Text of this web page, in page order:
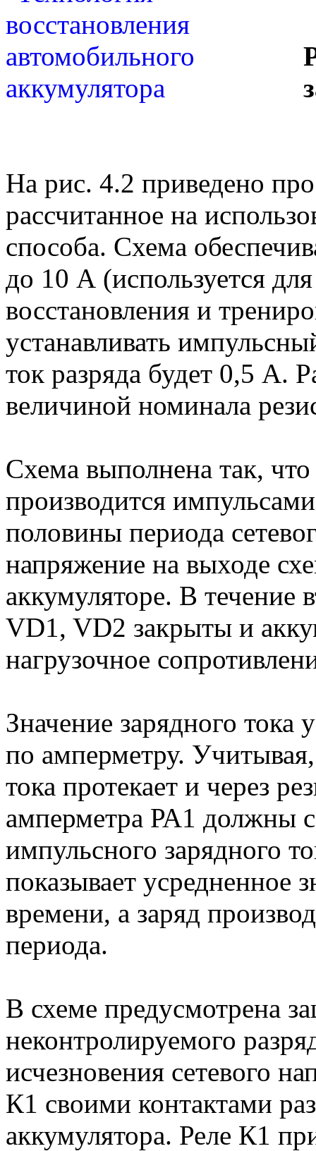
На рис. 4.2 приведено
рассчитанное на
способа. Схема
до 10 А (используется
восстановления и
устанавливать
ток разряда будет 0,5 А.
величиной номинала
Схема выполнена так, что
производится
половины периода
напряжение на выходе
аккумуляторе. В течение
VD1, VD2 закрыты и
нагрузочное
Значение зарядного тока
по амперметру. Учитывая,
тока протекает и через
амперметра РА1 должны
импульсного зарядного
показывает усредненное
времени, а заряд
периода.
В схеме предусмотрена
неконтролируемого
исчезновения сетевого
К1 своими контактами
аккумулятора. Реле К1